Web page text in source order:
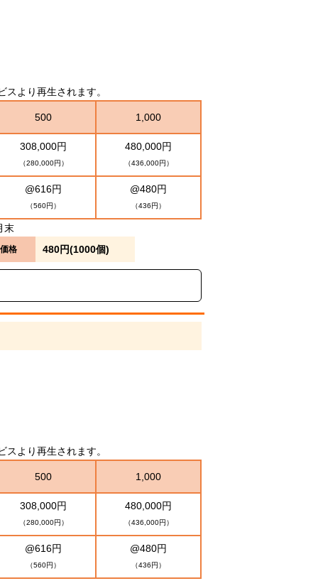
より再生されます。
500 1,000
308,000円
（280,000円）
480,000円
（436,000円）
@616円
（560円）
@480円
（436円）
末
格 480円(1000個)
より再生されます。
500 1,000
308,000円
（280,000円）
480,000円
（436,000円）
@616円
（560円）
@480円
（436円）